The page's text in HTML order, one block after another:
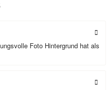
Foto Hintergrund hat als